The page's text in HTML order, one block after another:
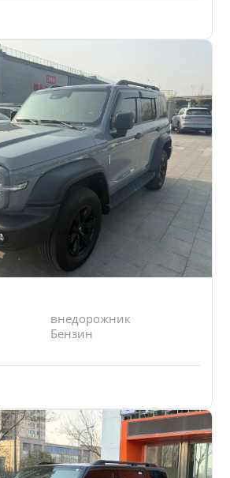
внедорожник
Бензин